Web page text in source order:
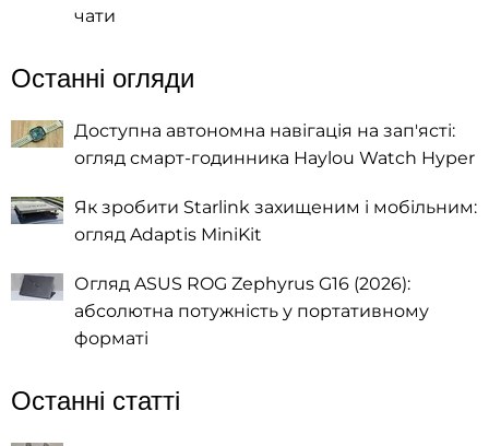
чати
Останні огляди
Доступна автономна навігація на зап'ясті:
огляд смарт-годинника Haylou Watch Hyper
Як зробити Starlink захищеним і мобільним:
огляд Adaptis MiniKit
Огляд ASUS ROG Zephyrus G16 (2026):
абсолютна потужність у портативному
форматі
Останні статті